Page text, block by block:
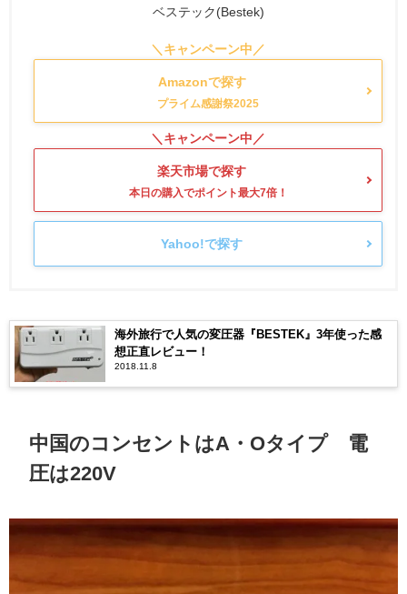
ベステック(Bestek)
Amazonで探す
楽天市場で探す
Yahoo!で探す
海外旅行で人気の変圧器『BESTEK』3年使った感
想正直レビュー！
2018.11.8
中国のコンセントはA・Oタイプ 電
圧は220V